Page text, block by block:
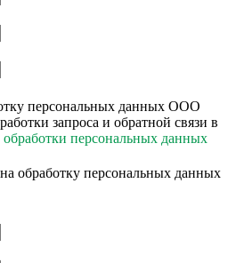
персональных данных ООО
запроса и обратной связи в
персональных данных
обработку персональных данных